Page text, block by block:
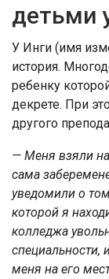
детьми
У Инги (имя
история.
ребенку
декрете. При
другого
— Меня взяли на
сама
уведомили о
которой я
колледжа
специальности,
меня на его